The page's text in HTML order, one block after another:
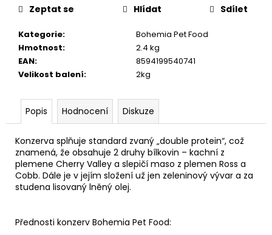
Kategorie:
Bohemia Pet Food
Hmotnost:
2.4 kg
EAN:
8594199540741
Velikost balení: 2kg
Zeptat se Hlídat Sdílet
Popis Hodnocení Diskuze
Konzerva splňuje standard zvaný „double protein“, což
znamená, že obsahuje 2 druhy bílkovin – kachní z
plemene Cherry Valley a slepičí maso z plemen Ross a
Cobb. Dále je v jejím složení už jen zeleninový vývar a za
studena lisovaný lněný olej.
Přednosti konzerv Bohemia Pet Food:
č
u
e
m